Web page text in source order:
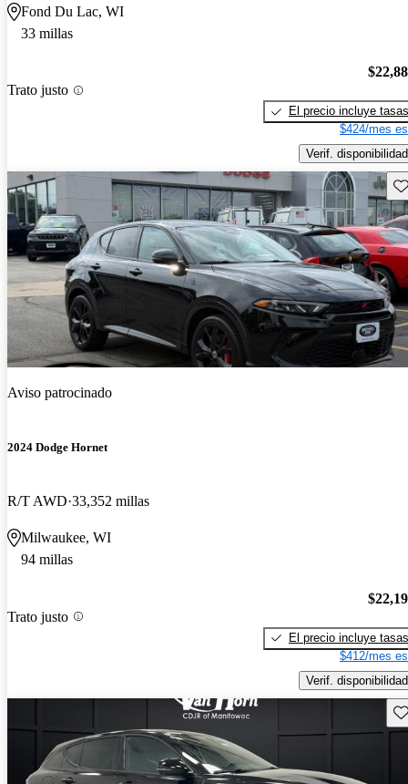
Fond Du Lac, WI
33 millas
Trato justo
El precio incluye tasas
$424/mes
Verif. disponibilidad
Aviso patrocinado
2024 Dodge Hornet
R/T AWD 33,352 millas
Milwaukee, WI
94 millas
Trato justo
El precio incluye tasas
$412/mes
Verif. disponibilidad